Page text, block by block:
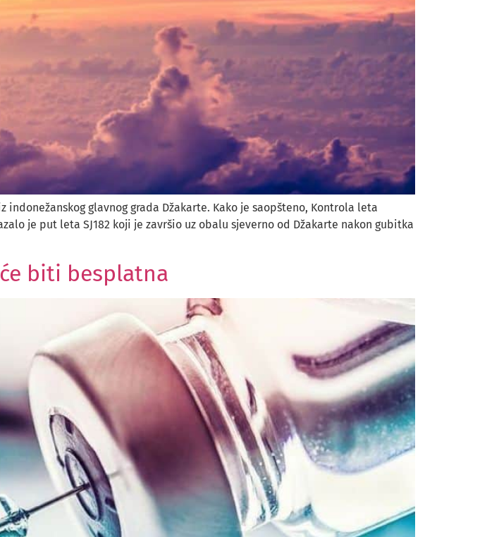
glavnog grada Džakarte. Kako je saopšteno, Kontrola leta
je put leta SJ182 koji je završio uz obalu sjeverno od Džakarte nakon gubitka
biti besplatna